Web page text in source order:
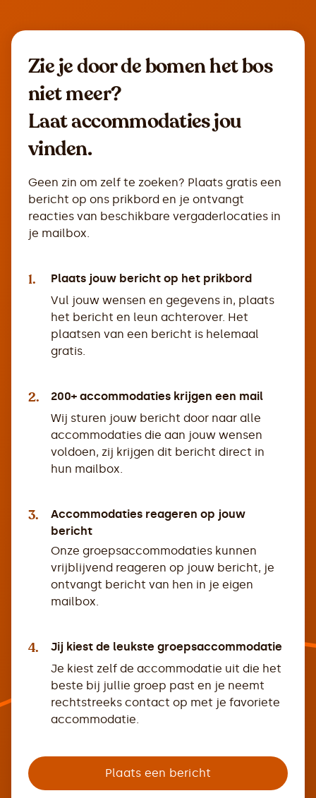
Zie je door de bomen het bos
niet meer?
Laat accommodaties jou
vinden.
Geen zin om zelf te zoeken? Plaats gratis een
bericht op ons prikbord en je ontvangt
reacties van beschikbare vergaderlocaties in
je mailbox.
1.
Plaats jouw bericht op het prikbord
Vul jouw wensen en gegevens in, plaats
het bericht en leun achterover. Het
plaatsen van een bericht is helemaal
gratis.
2.
200+ accommodaties krijgen een mail
Wij sturen jouw bericht door naar alle
accommodaties die aan jouw wensen
voldoen, zij krijgen dit bericht direct in
hun mailbox.
3.
Accommodaties reageren op jouw
bericht
Onze groepsaccommodaties kunnen
vrijblijvend reageren op jouw bericht, je
ontvangt bericht van hen in je eigen
mailbox.
4.
Jij kiest de leukste groepsaccommodatie
Je kiest zelf de accommodatie uit die het
beste bij jullie groep past en je neemt
rechtstreeks contact op met je favoriete
accommodatie.
Plaats een bericht